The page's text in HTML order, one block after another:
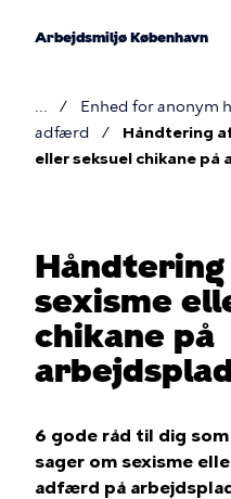
Arbejdsmiljø København
Brødkrumme
Enhed for anonym
adfærd
Håndtering
eller seksuel chikane på
sexisme
chikane på
6 gode råd til dig
sager om sexisme
adfærd på